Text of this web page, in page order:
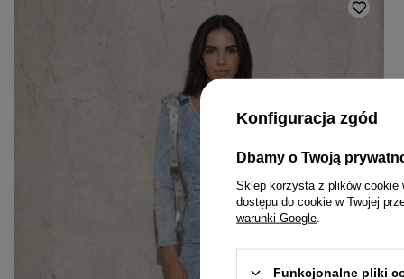
GUMKI DO WŁOSÓW
Konfiguracja zgód
Dbamy o Twoją
Sklep korzysta z plików cookie
dostępu do cookie w Twojej
warunki Google
Funkcjonalne pliki